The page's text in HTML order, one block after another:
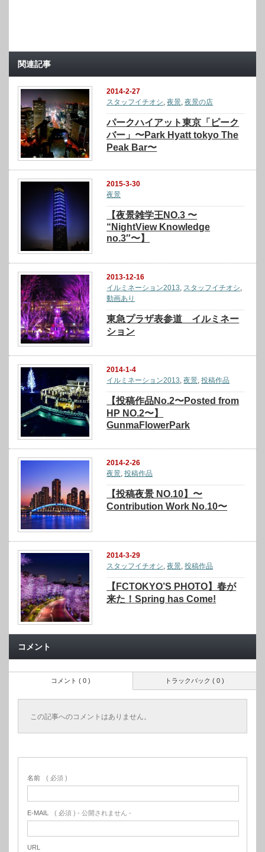
関連記事
2014-2-27
スタッフイチオシ,夜景,夜景の店
パークハイアット東京「ピーク
バー」〜Park Hyatt tokyo The
Peak Bar〜
2015-3-30
夜景
【夜景雑学王NO.3 〜
“NightView Knowledge
no.3″〜】
2013-12-16
イルミネーション2013, スタッフイチオシ,
動画あり
東急プラザ表参道 イルミネー
ション
2014-1-4
イルミネーション2013,夜景,投稿作品
【投稿作品No.2〜Posted from
HP NO.2〜】
GunmaFlowerPark
2014-2-26
夜景 ,投稿作品
【投稿夜景 NO.10】〜
Contribution Work No.10〜
2014-3-29
スタッフイチオシ,夜景,投稿作品
【FCTOKYO’S PHOTO】春が
来た！Spring has Come!
コメント
トラックバック ( 0 )
コメント ( 0 )
この記事へのコメントはありません。
名前 ( 必須 )
E-MAIL ( 必須 ) - 公開されません -
URL